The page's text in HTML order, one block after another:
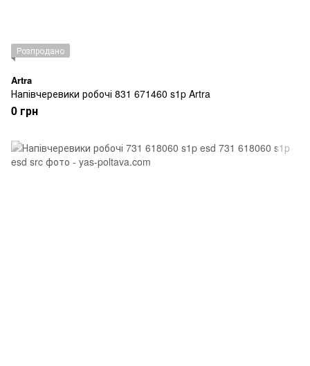
Розпродано
Artra
Напівчеревики робочі 831 671460 s1p Artra
0 грн